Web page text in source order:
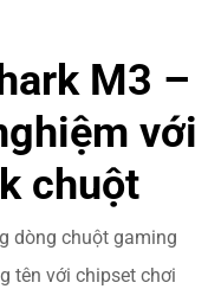
M3 –
với
chuột
dòng chuột gaming
tên với chipset chơi